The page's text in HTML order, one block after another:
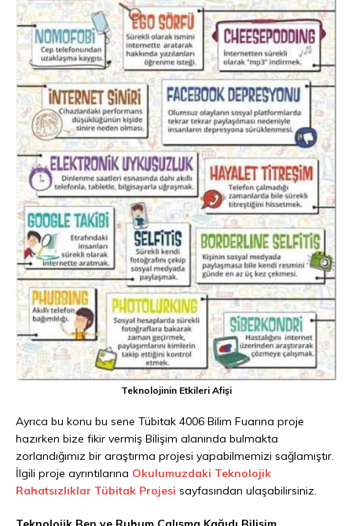
Teknolojinin Etkileri Afişi
Ayrıca bu konu bu sene Tübitak 4006 Bilim Fuarına proje
hazırken bize fikir vermiş Bilişim alanında bulmakta
zorlandığımız bir araştırma projesi yapabilmemizi sağlamıştır.
İlgili proje ayrıntılarına Okulumuzdaki Teknolojik
Rahatsızlıklar Tübitak Projesi sayfasından ulaşabilirsiniz.